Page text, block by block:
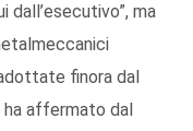
ma
finora dal
affermato dal